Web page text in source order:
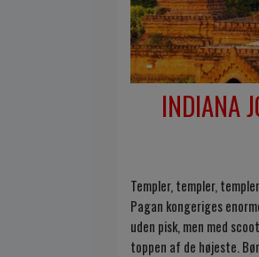
INDIANA
Templer, templer,
Pagan kongeriges
uden pisk, men med
toppen af de højeste.